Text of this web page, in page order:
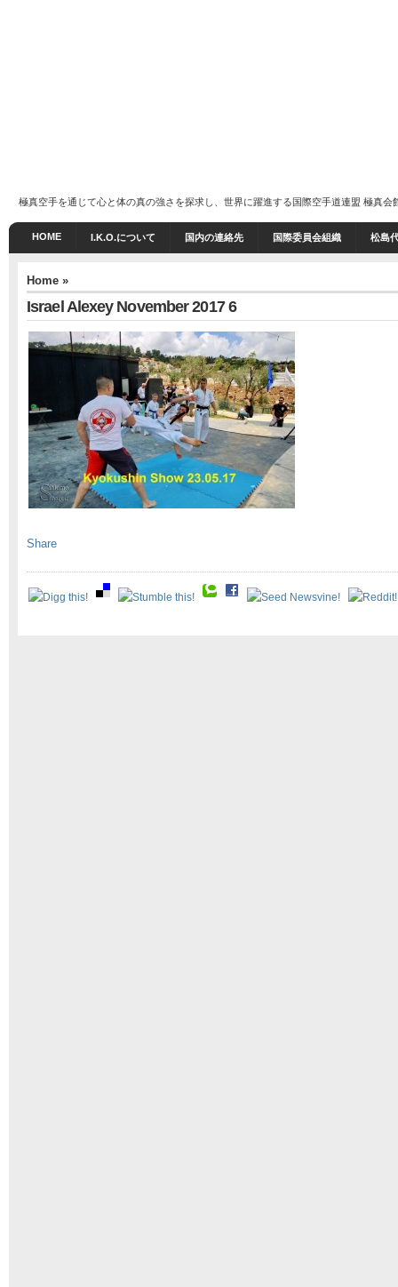
極真空手を通じて心と体の真の強さを探求し、世界に躍進する国際空手道連盟 極真
HOME I.K.O.について 国内の連絡先 国際委員会組織 松島
Home »
Israel Alexey November 2017 6
Share